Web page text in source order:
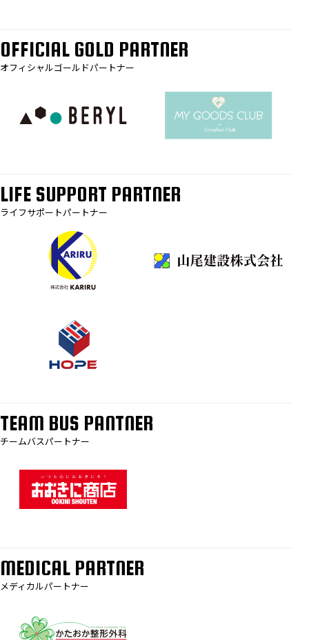
OFFICIAL GOLD PARTNER
オフィシャルゴールドパートナー
LIFE SUPPORT PARTNER
ライフサポートパートナー
TEAM BUS PANTNER
チームバスパートナー
MEDICAL PARTNER
メディカルパートナー